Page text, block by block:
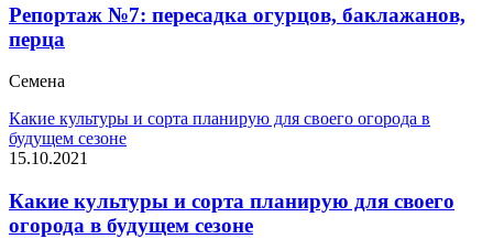
Репортаж №7: пересадка огурцов, баклажанов,
перца
Семена
Какие культуры и сорта планирую для своего огорода в
будущем сезоне
15.10.2021
Какие культуры и сорта планирую для своего
огорода в будущем сезоне